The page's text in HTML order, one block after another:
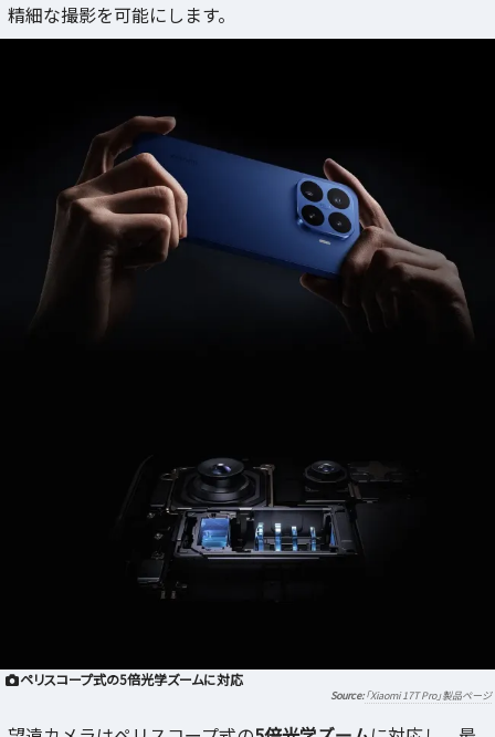
精細な撮影を可能にします。
ペリスコープ式の5倍光学ズームに対応
「Xiaomi 17T Pro」製品ページ